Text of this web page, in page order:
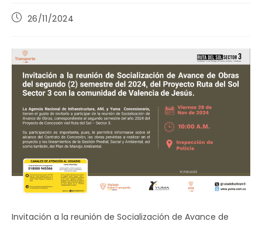
Publicación
entrada:
26/11/2024
Invitación a la reunión de Socialización de Avance de